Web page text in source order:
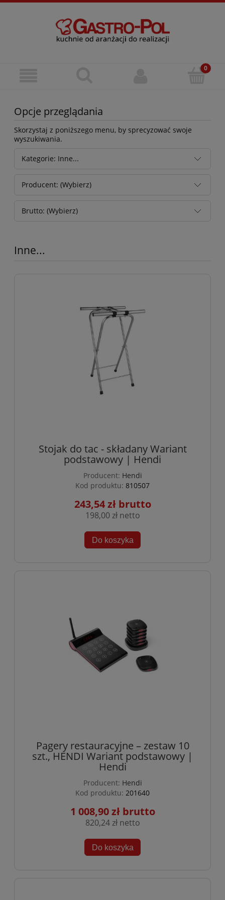
Opcje przeglądania
Skorzystaj z poniższego menu, by sprecyzować swoje
wyszukiwania.
Kategorie: Inne...
Producent: (Wybierz)
Brutto: (Wybierz)
Inne...
Stojak do tac - składany Wariant
podstawowy | Hendi
Producent: Hendi
Kod produktu: 810507
243,54 zł
198,00 zł
Do koszyka
Pagery restauracyjne – zestaw 10
szt., HENDI Wariant podstawowy |
Hendi
Producent: Hendi
Kod produktu: 201640
1 008,90 zł
820,24 zł
Do koszyka